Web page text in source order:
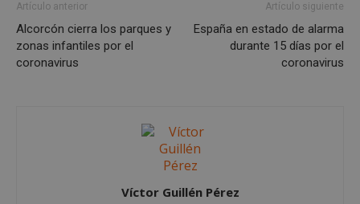
Artículo anterior
Alcorcón cierra los parques y
zonas infantiles por el
coronavirus
Artículo siguiente
España en estado de alarma
durante 15 días por el
coronavirus
Víctor Guillén Pérez
Cookies de preferencias
funcionalidad principal del sitio web, como el
inicio de sesión de usuario y la gestión de cuentas.
El sitio web no se puede utilizar correctamente sin
las cookies estrictamente necesarias.
Proveedor
Dominio